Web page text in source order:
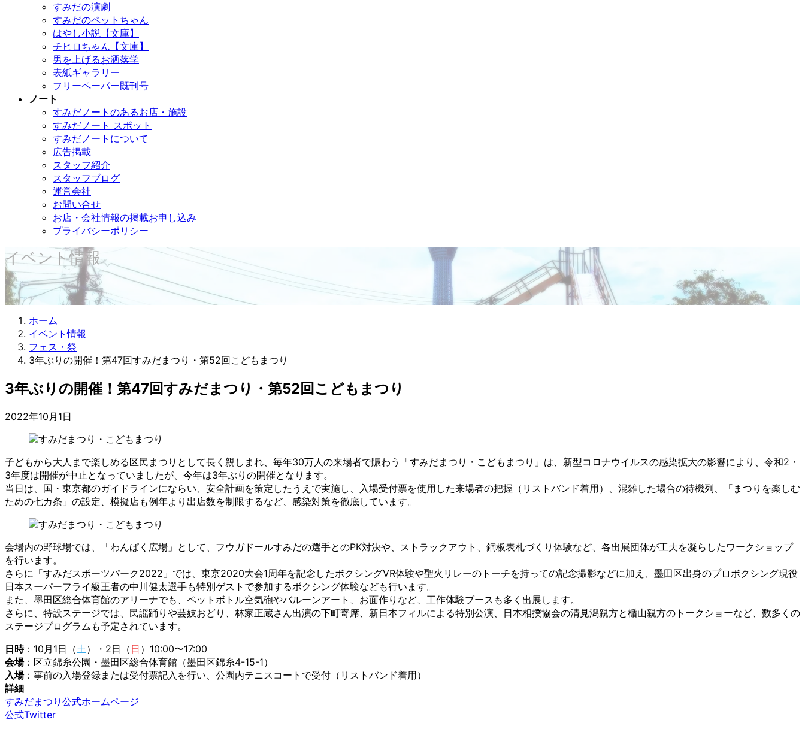
すみだの演劇
すみだのペットちゃん
はやし小説【文庫】
チヒロちゃん【文庫】
男を上げるお洒落学
表紙ギャラリー
フリーペーパー既刊号
ノート
すみだノートのあるお店・施設
すみだノート スポット
すみだノートについて
広告掲載
スタッフ紹介
スタッフブログ
運営会社
お問い合せ
お店・会社情報の掲載お申し込み
プライバシーポリシー
イベント情報
ホーム
イベント情報
フェス・祭
3年ぶりの開催！第47回すみだまつり・第52回こどもまつり
3年ぶりの開催！第47回すみだまつり・第52回こどもまつり
2022年10月1日
子どもから大人まで楽しめる区民まつりとして長く親しまれ、毎年30万人の来場者で賑わう「すみだまつり・こどもまつり」は、新型コロナウイルスの感染拡大の影響により、令和2・
3年度は開催が中止となっていましたが、今年は3年ぶりの開催となります。
当日は、国・東京都のガイドラインにならい、安全計画を策定したうえで実施し、入場受付票を使用した来場者の把握（リストバンド着用）、混雑した場合の待機列、「まつりを楽しむ
ための七カ条」の設定、模擬店も例年より出店数を制限するなど、感染対策を徹底しています。
会場内の野球場では、「わんぱく広場」として、フウガドールすみだの選手とのPK対決や、ストラックアウト、銅板表札づくり体験など、各出展団体が工夫を凝らしたワークショップ
を行います。
さらに「すみだスポーツパーク2022」では、東京2020大会1周年を記念したボクシングVR体験や聖火リレーのトーチを持っての記念撮影などに加え、墨田区出身のプロボクシング現役
日本スーパーフライ級王者の中川健太選手も特別ゲストで参加するボクシング体験なども行います。
また、墨田区総合体育館のアリーナでも、ペットボトル空気砲やバルーンアート、お面作りなど、工作体験ブースも多く出展します。
さらに、特設ステージでは、民謡踊りや芸妓おどり、林家正蔵さん出演の下町寄席、新日本フィルによる特別公演、日本相撲協会の清見潟親方と楯山親方のトークショーなど、数多くの
ステージプログラムも予定されています。
日時：10月1日（土 ）・2日（ 日 ）10:00〜17:00
会場：区立錦糸公園・墨田区総合体育館（墨田区錦糸4-15-1）
入場：事前の入場登録または受付票記入を行い、公園内テニスコートで受付（リストバンド着用）
詳細
すみだまつり公式ホームページ
公式Twitter